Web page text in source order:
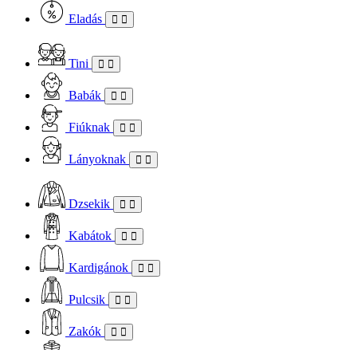
Eladás
Tini
Babák
Fiúknak
Lányoknak
Dzsekik
Kabátok
Kardigánok
Pulcsik
Zakók